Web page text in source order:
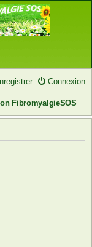
Connexion
FibromyalgieSOS